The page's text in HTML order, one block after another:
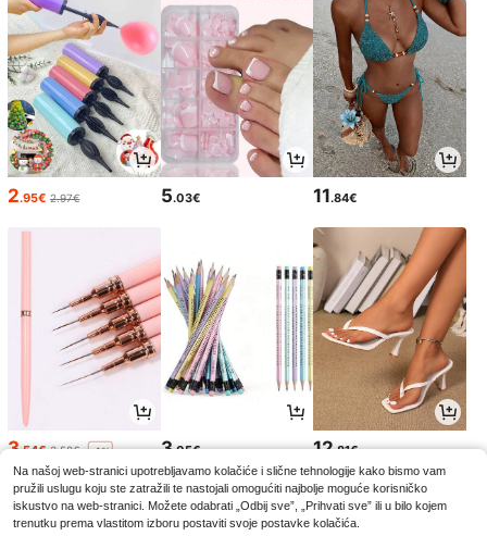
2.95€ 2.97€ 5.03€ 11.84€
3.54€3.58€ -1% 3.05€ 12.81€
Na našoj web-stranici upotrebljavamo kolačiće i slične tehnologije kako bismo vam
pružili uslugu koju ste zatražili te nastojali omogućiti najbolje moguće korisničko
iskustvo na web-stranici. Možete odabrati „Odbij sve”, „Prihvati sve” ili u bilo kojem
trenutku prema vlastitom izboru postaviti svoje postavke kolačića.